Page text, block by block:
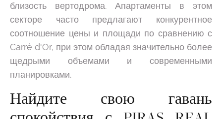
близость вертодрома. Апартаменты в этом
секторе часто предлагают конкурентное
соотношение цены и площади по сравнению с
Carré d'Or, при этом обладая значительно более
щедрыми объемами и современными
планировками.
Найдите свою гавань